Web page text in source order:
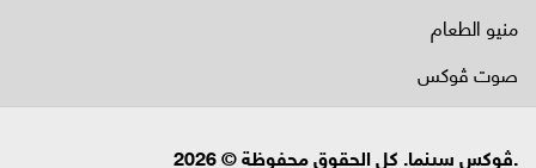
منيو الطعام
صوت ڤوكس
.ڤوكس سينما. كل الحقوق محفوظة © 2026